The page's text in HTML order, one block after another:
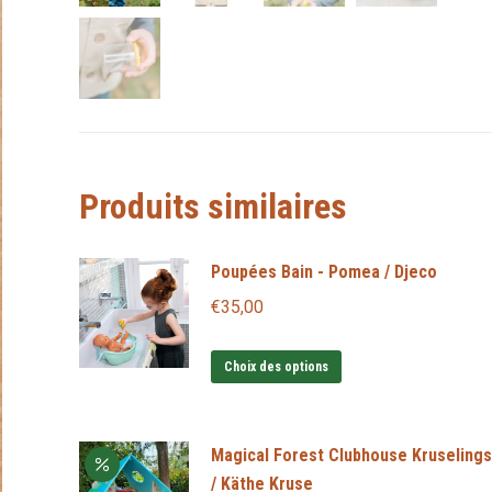
Produits similaires
Poupées Bain - Pomea / Djeco
€35,00
Choix des options
plusieurs
Magical Forest Clubhouse Kruselings
/ Käthe Kruse